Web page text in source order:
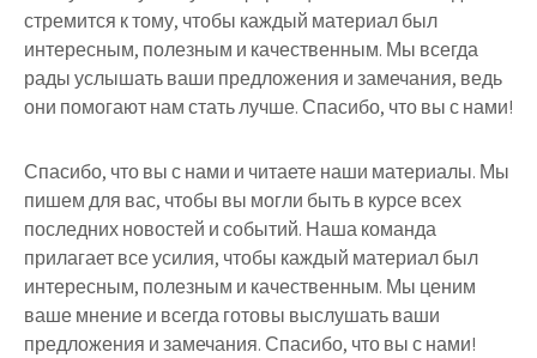
стремится к тому, чтобы каждый материал был
интересным, полезным и качественным. Мы всегда
рады услышать ваши предложения и замечания, ведь
они помогают нам стать лучше. Спасибо, что вы с нами!
Спасибо, что вы с нами и читаете наши материалы. Мы
пишем для вас, чтобы вы могли быть в курсе всех
последних новостей и событий. Наша команда
прилагает все усилия, чтобы каждый материал был
интересным, полезным и качественным. Мы ценим
ваше мнение и всегда готовы выслушать ваши
предложения и замечания. Спасибо, что вы с нами!